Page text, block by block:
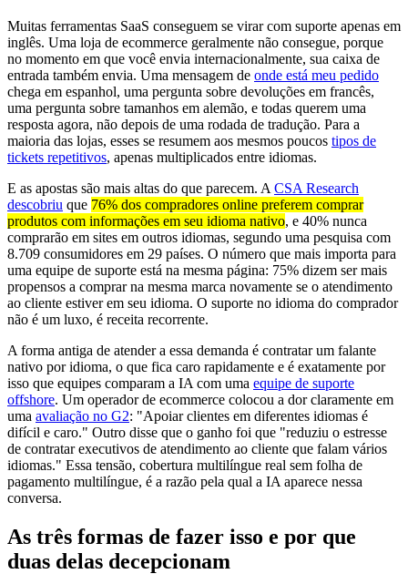
Muitas ferramentas SaaS conseguem se virar com suporte apenas em
inglês. Uma loja de ecommerce geralmente não consegue, porque
no momento em que você envia internacionalmente, sua caixa de
entrada também envia. Uma mensagem de onde está meu pedido
chega em espanhol, uma pergunta sobre devoluções em francês,
uma pergunta sobre tamanhos em alemão, e todas querem uma
resposta agora, não depois de uma rodada de tradução. Para a
maioria das lojas, esses se resumem aos mesmos poucos tipos de
tickets repetitivos, apenas multiplicados entre idiomas.
E as apostas são mais altas do que parecem. A CSA Research
descobriu que 76% dos compradores online preferem comprar
produtos com informações em seu idioma nativo, e 40% nunca
comprarão em sites em outros idiomas, segundo uma pesquisa com
8.709 consumidores em 29 países. O número que mais importa para
uma equipe de suporte está na mesma página: 75% dizem ser mais
propensos a comprar na mesma marca novamente se o atendimento
ao cliente estiver em seu idioma. O suporte no idioma do comprador
não é um luxo, é receita recorrente.
A forma antiga de atender a essa demanda é contratar um falante
nativo por idioma, o que fica caro rapidamente e é exatamente por
isso que equipes comparam a IA com uma equipe de suporte
offshore. Um operador de ecommerce colocou a dor claramente em
uma avaliação no G2: "Apoiar clientes em diferentes idiomas é
difícil e caro." Outro disse que o ganho foi que "reduziu o estresse
de contratar executivos de atendimento ao cliente que falam vários
idiomas." Essa tensão, cobertura multilíngue real sem folha de
pagamento multilíngue, é a razão pela qual a IA aparece nessa
conversa.
As três formas de fazer isso e por que
duas delas decepcionam